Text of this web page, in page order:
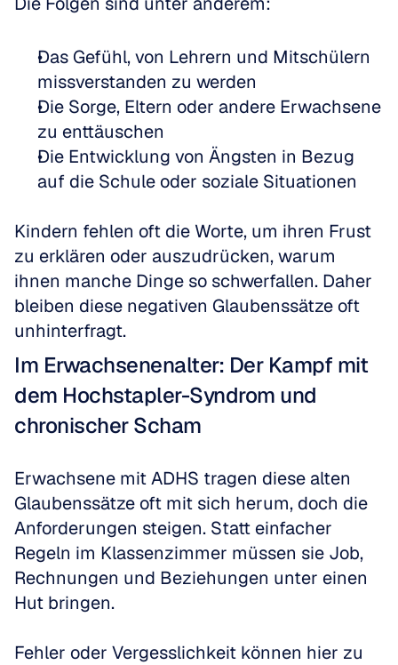
Das Gefühl, von Lehrern und Mitschülern
missverstanden zu werden
Die Sorge, Eltern oder andere Erwachsene
zu enttäuschen
Die Entwicklung von Ängsten in Bezug
auf die Schule oder soziale Situationen
Kindern fehlen oft die Worte, um ihren Frust
zu erklären oder auszudrücken, warum
ihnen manche Dinge so schwerfallen. Daher
bleiben diese negativen Glaubenssätze oft
unhinterfragt.
Im Erwachsenenalter: Der Kampf mit
dem Hochstapler-Syndrom und
chronischer Scham
Erwachsene mit ADHS tragen diese alten
Glaubenssätze oft mit sich herum, doch die
Anforderungen steigen. Statt einfacher
Regeln im Klassenzimmer müssen sie Job,
Rechnungen und Beziehungen unter einen
Hut bringen.
Fehler oder Vergesslichkeit können hier zu